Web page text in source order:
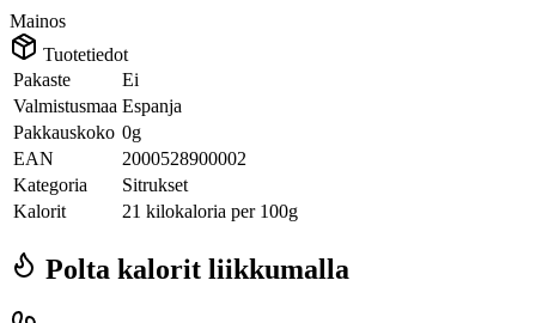
Mainos
Tuotetiedot
Pakaste
Ei
Valmistusmaa Espanja
Pakkauskoko 0g
EAN
2000528900002
Kategoria
Sitrukset
Kalorit
21 kilokaloria per 100g
Polta kalorit liikkumalla